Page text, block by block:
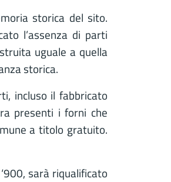
storica del sito.
l’assenza di parti
uguale a quella
storica.
incluso il fabbricato
presenti i forni che
a titolo gratuito.
sarà riqualificato